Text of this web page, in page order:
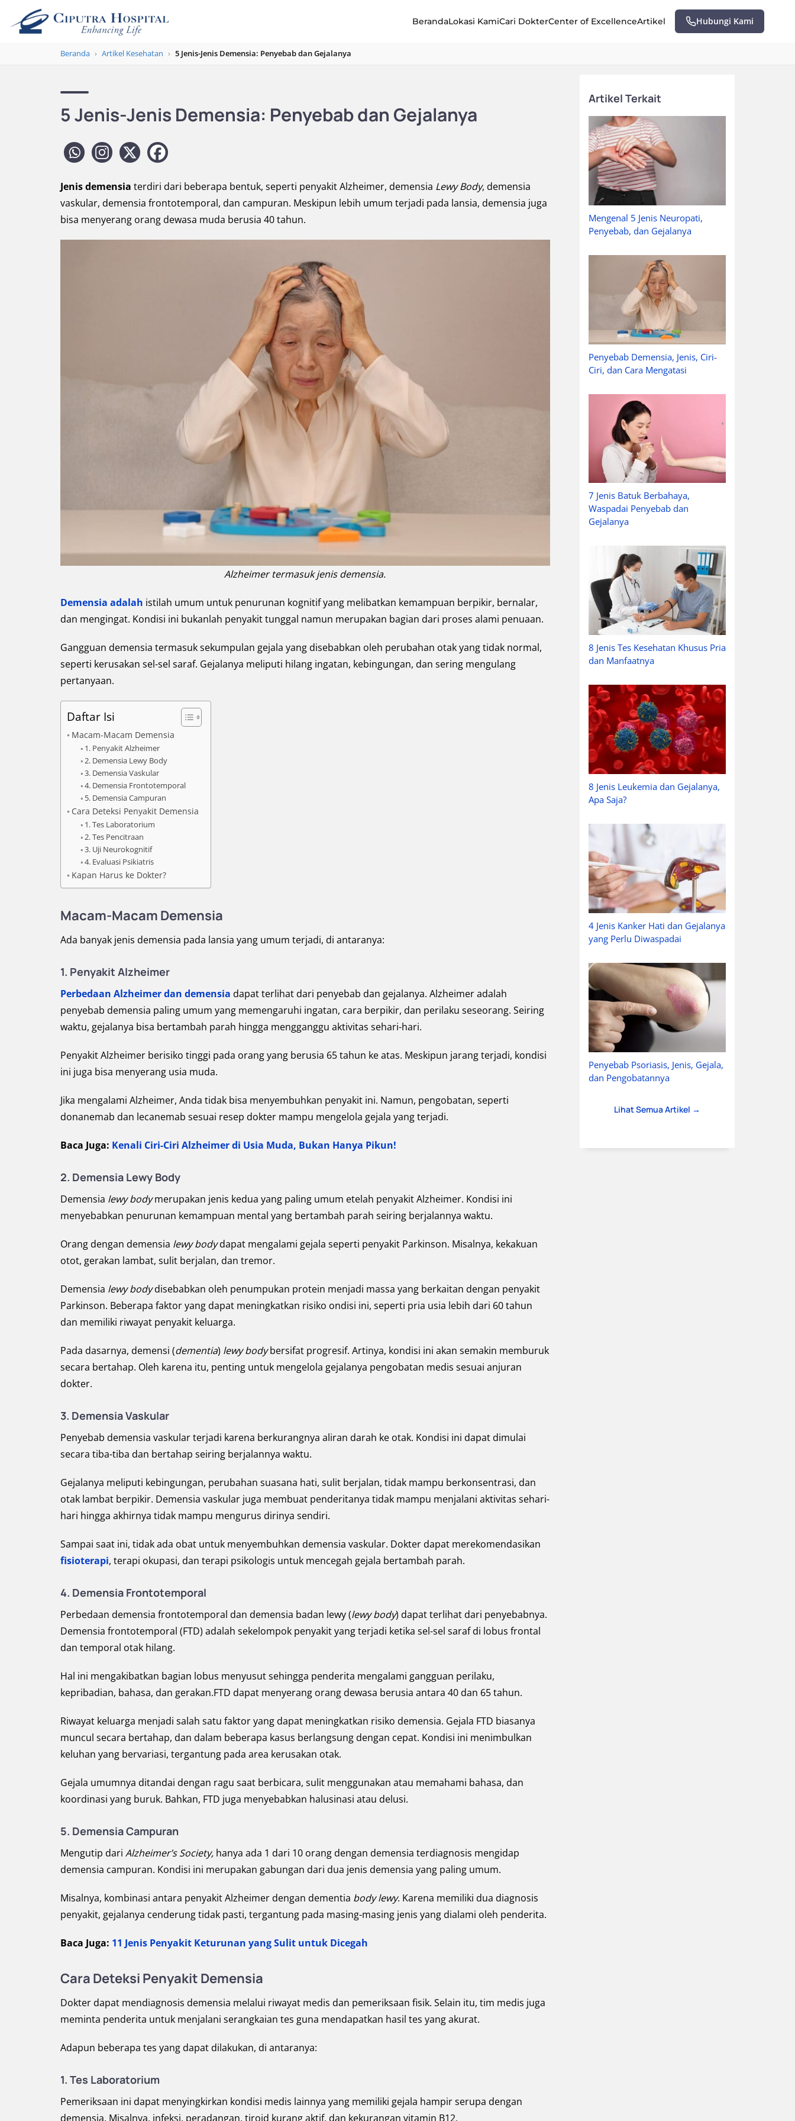
BerandaLokasi KamiCari DokterCenter of ExcellenceArtikel Hubungi Kami
Beranda › Artikel Kesehatan › 5 Jenis-Jenis Demensia: Penyebab dan Gejalanya
5 Jenis-Jenis Demensia: Penyebab dan Gejalanya
Jenis demensia terdiri dari beberapa bentuk, seperti penyakit Alzheimer, demensia Lewy Body, demensia
vaskular, demensia frontotemporal, dan campuran. Meskipun lebih umum terjadi pada lansia, demensia juga
bisa menyerang orang dewasa muda berusia 40 tahun.
Alzheimer termasuk jenis demensia.
Demensia adalah istilah umum untuk penurunan kognitif yang melibatkan kemampuan berpikir, bernalar,
dan mengingat. Kondisi ini bukanlah penyakit tunggal namun merupakan bagian dari proses alami penuaan.
Gangguan demensia termasuk sekumpulan gejala yang disebabkan oleh perubahan otak yang tidak normal,
seperti kerusakan sel-sel saraf. Gejalanya meliputi hilang ingatan, kebingungan, dan sering mengulang
pertanyaan.
Daftar Isi
Macam-Macam Demensia
1. Penyakit Alzheimer
2. Demensia Lewy Body
3. Demensia Vaskular
4. Demensia Frontotemporal
5. Demensia Campuran
Cara Deteksi Penyakit Demensia
1. Tes Laboratorium
2. Tes Pencitraan
3. Uji Neurokognitif
4. Evaluasi Psikiatris
Kapan Harus ke Dokter?
Macam-Macam Demensia
Ada banyak jenis demensia pada lansia yang umum terjadi, di antaranya:
1. Penyakit Alzheimer
Perbedaan Alzheimer dan demensia dapat terlihat dari penyebab dan gejalanya. Alzheimer adalah
penyebab demensia paling umum yang memengaruhi ingatan, cara berpikir, dan perilaku seseorang. Seiring
waktu, gejalanya bisa bertambah parah hingga mengganggu aktivitas sehari-hari.
Penyakit Alzheimer berisiko tinggi pada orang yang berusia 65 tahun ke atas. Meskipun jarang terjadi, kondisi
ini juga bisa menyerang usia muda.
Jika mengalami Alzheimer, Anda tidak bisa menyembuhkan penyakit ini. Namun, pengobatan, seperti
donanemab dan lecanemab sesuai resep dokter mampu mengelola gejala yang terjadi.
Baca Juga: Kenali Ciri-Ciri Alzheimer di Usia Muda, Bukan Hanya Pikun!
2. Demensia Lewy Body
Demensia lewy bodymerupakan jenis kedua yang paling umum etelah penyakit Alzheimer. Kondisi ini
menyebabkan penurunan kemampuan mental yang bertambah parah seiring berjalannya waktu.
Orang dengan demensia lewy bodydapat mengalami gejala seperti penyakit Parkinson. Misalnya, kekakuan
otot, gerakan lambat, sulit berjalan, dan tremor.
Demensia lewy bodydisebabkan oleh penumpukan protein menjadi massa yang berkaitan dengan penyakit
Parkinson. Beberapa faktor yang dapat meningkatkan risiko ondisi ini, seperti pria usia lebih dari 60 tahun
dan memiliki riwayat penyakit keluarga.
Pada dasarnya, demensi (dementia) lewy bodybersifat progresif. Artinya, kondisi ini akan semakin memburuk
secara bertahap. Oleh karena itu, penting untuk mengelola gejalanya pengobatan medis sesuai anjuran
dokter.
3. Demensia Vaskular
Penyebab demensia vaskular terjadi karena berkurangnya aliran darah ke otak. Kondisi ini dapat dimulai
secara tiba-tiba dan bertahap seiring berjalannya waktu.
Gejalanya meliputi kebingungan, perubahan suasana hati, sulit berjalan, tidak mampu berkonsentrasi, dan
otak lambat berpikir. Demensia vaskular juga membuat penderitanya tidak mampu menjalani aktivitas sehari-
hari hingga akhirnya tidak mampu mengurus dirinya sendiri.
Sampai saat ini, tidak ada obat untuk menyembuhkan demensia vaskular. Dokter dapat merekomendasikan
fisioterapi, terapi okupasi, dan terapi psikologis untuk mencegah gejala bertambah parah.
4. Demensia Frontotemporal
Perbedaan demensia frontotemporal dan demensia badan lewy (lewy body) dapat terlihat dari penyebabnya.
Demensia frontotemporal (FTD) adalah sekelompok penyakit yang terjadi ketika sel-sel saraf di lobus frontal
dan temporal otak hilang.
Hal ini mengakibatkan bagian lobus menyusut sehingga penderita mengalami gangguan perilaku,
kepribadian, bahasa, dan gerakan.FTD dapat menyerang orang dewasa berusia antara 40 dan 65 tahun.
Riwayat keluarga menjadi salah satu faktor yang dapat meningkatkan risiko demensia. Gejala FTD biasanya
muncul secara bertahap, dan dalam beberapa kasus berlangsung dengan cepat. Kondisi ini menimbulkan
keluhan yang bervariasi, tergantung pada area kerusakan otak.
Gejala umumnya ditandai dengan ragu saat berbicara, sulit menggunakan atau memahami bahasa, dan
koordinasi yang buruk. Bahkan, FTD juga menyebabkan halusinasi atau delusi.
5. Demensia Campuran
Mengutip dari Alzheimer’s Society, hanya ada 1 dari 10 orang dengan demensia terdiagnosis mengidap
demensia campuran. Kondisi ini merupakan gabungan dari dua jenis demensia yang paling umum.
Misalnya, kombinasi antara penyakit Alzheimer dengan dementia body lewy. Karena memiliki dua diagnosis
penyakit, gejalanya cenderung tidak pasti, tergantung pada masing-masing jenis yang dialami oleh penderita.
Baca Juga: 11 Jenis Penyakit Keturunan yang Sulit untuk Dicegah
Cara Deteksi Penyakit Demensia
Dokter dapat mendiagnosis demensia melalui riwayat medis dan pemeriksaan fisik. Selain itu, tim medis juga
meminta penderita untuk menjalani serangkaian tes guna mendapatkan hasil tes yang akurat.
Adapun beberapa tes yang dapat dilakukan, di antaranya:
1. Tes Laboratorium
Pemeriksaan ini dapat menyingkirkan kondisi medis lainnya yang memiliki gejala hampir serupa dengan
demensia. Misalnya, infeksi, peradangan, tiroid kurang aktif, dan kekurangan vitamin B12.
Artikel Terkait
Mengenal 5 Jenis Neuropati,
Penyebab, dan Gejalanya
Penyebab Demensia, Jenis, Ciri-
Ciri, dan Cara Mengatasi
7 Jenis Batuk Berbahaya,
Waspadai Penyebab dan
Gejalanya
8 Jenis Tes Kesehatan Khusus Pria
dan Manfaatnya
8 Jenis Leukemia dan Gejalanya,
Apa Saja?
4 Jenis Kanker Hati dan Gejalanya
yang Perlu Diwaspadai
Penyebab Psoriasis, Jenis, Gejala,
dan Pengobatannya
Lihat Semua Artikel →